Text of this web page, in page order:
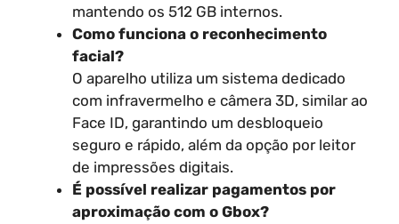
mantendo os 512 GB internos.
Como funciona o reconhecimento
facial?
O aparelho utiliza um sistema dedicado
com infravermelho e câmera 3D, similar ao
Face ID, garantindo um desbloqueio
seguro e rápido, além da opção por leitor
de impressões digitais.
É possível realizar pagamentos por
aproximação com o Gbox?